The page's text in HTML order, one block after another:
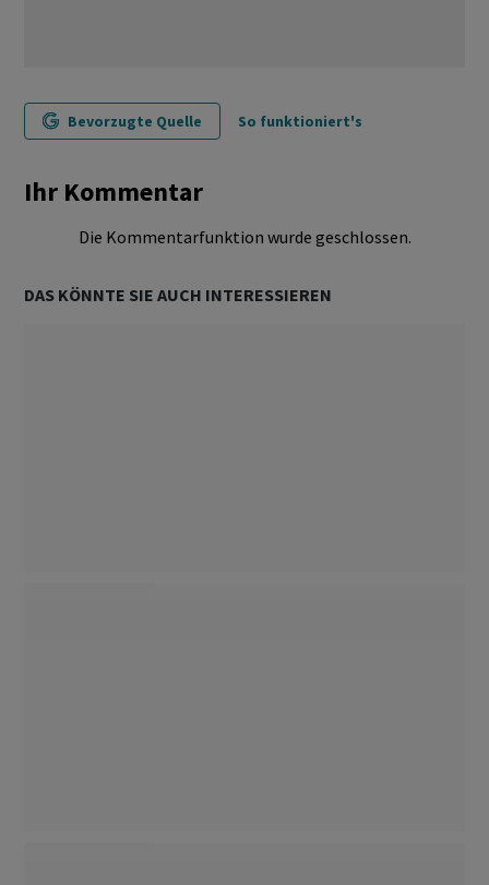
Bevorzugte Quelle So funktioniert's
Ihr Kommentar
Die Kommentarfunktion wurde geschlossen.
DAS KÖNNTE SIE AUCH INTERESSIEREN